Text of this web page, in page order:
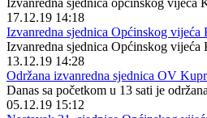
Izvanredna sjednica općinskog vijeća
17.12.19 14:18
Izvanredna sjednica Općinskog
Izvanredna sjednica Općinskog
13.12.19 14:28
Održana izvanredna sjednica OV
Danas sa početkom u 13 sati je
05.12.19 15:12